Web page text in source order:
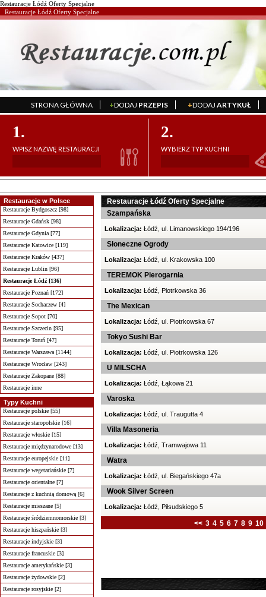
Restauracje Łódź Oferty Specjalne
Restauracje Łódź Oferty Specjalne
STRONA GŁÓWNA +DODAJ PRZEPIS +DODAJ ARTYKUŁ
1.
WPISZ NAZWĘ RESTAURACJI
2.
WYBIERZ TYP KUCHNI
Restauracje w Polsce
Restauracje Bydgoszcz [98]
Restauracje Gdańsk [98]
Restauracje Gdynia [77]
Restauracje Katowice [119]
Restauracje Kraków [437]
Restauracje Lublin [96]
Restauracje Łódź [136]
Restauracje Poznań [172]
Restauracje Sochaczew [4]
Restauracje Sopot [70]
Restauracje Szczecin [95]
Restauracje Toruń [47]
Restauracje Warszawa [1144]
Restauracje Wrocław [243]
Restauracje Zakopane [88]
Restauracje inne
Typy Kuchni
Restauracje polskie [55]
Restauracje staropolskie [16]
Restauracje włoskie [15]
Restauracje międzynarodowe [13]
Restauracje europejskie [11]
Restauracje wegetariańskie [7]
Restauracje orientalne [7]
Restauracje z kuchnią domową [6]
Restauracje mieszane [5]
Restauracje śródziemnomorskie [3]
Restauracje hiszpańskie [3]
Restauracje indyjskie [3]
Restauracje francuskie [3]
Restauracje amerykańskie [3]
Restauracje żydowskie [2]
Restauracje rosyjskie [2]
Restauracje Łódź Oferty Specjalne
Szampańska
Lokalizacja: Łódź, ul. Limanowskiego 194/196
Słoneczne Ogrody
Lokalizacja: Łódź, ul. Krakowska 100
TEREMOK Pierogarnia
Lokalizacja: Łódź, Piotrkowska 36
The Mexican
Lokalizacja: Łódź, ul. Piotrkowska 67
Tokyo Sushi Bar
Lokalizacja: Łódź, ul. Piotrkowska 126
U MILSCHA
Lokalizacja: Łódź, Łąkowa 21
Varoska
Lokalizacja: Łódź, ul. Traugutta 4
Villa Masoneria
Lokalizacja: Łódź, Tramwajowa 11
Watra
Lokalizacja: Łódź, ul. Biegańskiego 47a
Wook Silver Screen
Lokalizacja: Łódź, Piłsudskiego 5
<< 3 4 5 6 7 8 9 10